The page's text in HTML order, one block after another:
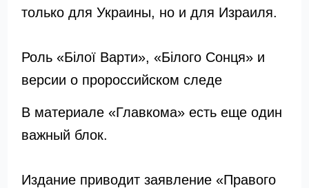
только для Украины, но и для Израиля.
Роль «Білої Варти», «Білого Сонця» и
версии о пророссийском следе
В материале «Главкома» есть еще один
важный блок.
Издание приводит заявление «Правого